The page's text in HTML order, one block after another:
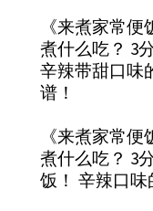
《来煮家常便
煮什么吃？ 3
辛辣带甜口味
谱！
《来煮家常便
煮什么吃？ 3
饭！ 辛辣口味